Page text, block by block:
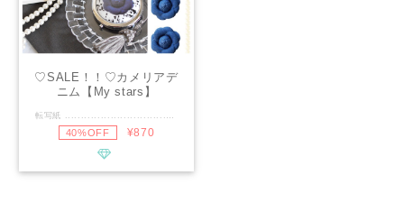
♡SALE！！♡カメリアデ
ニム【My stars】
転写紙 .............................................. ■種類：白磁用 ■焼成温度：専用電気炉で800℃程度 ■サイズ：A4 ■カラー：インディゴブルー .............................................. リアルデニムにこだわったフルカラー印刷のカメリアデニムの転写紙。 カメリア１つでも存在感のあるカメリアデニムに仕上がっております。 付属パールラインは白磁に映えるイエローパールを使用。 アクセサリー感覚でデザインを楽しめます。 エレガントな雰囲気のカメリアもリアルデニムカラーで カジュアルなデザインとの組み合わせもよく合います。 ................................................................ ※パールラインは濃いお色の単色転写紙との重ね貼りはパールのお色が出ませんのでご注意下さい。 ※サロンやお教室でのレッスン・イベントレッスン・個人販売は可能ですが商用利用はご遠慮下さい。 ※転写紙の複製加工による再販は禁止させて頂きます。 ..................................................................... 花/デニム
40%OFF ¥870